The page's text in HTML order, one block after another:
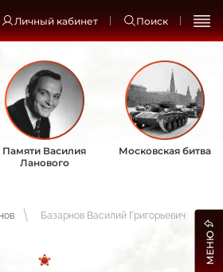
Личный кабинет Поиск
Памяти Василия
Ланового
Московская битва
Базарнов Василий Григорьевич
МЕНЮ